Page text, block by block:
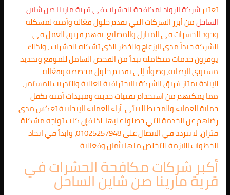
تعتبرشركة الرواد لمكافحة الحشرات في قرية مارينا صن شاين
الساحلمن أبرز الشركات التي تقدم حلول فعّالة وآمنة لمشكلة
وجود الحشرات في المنازل والمصانع. يفهم فريق العمل في
الشركة جيداً مدى الإزعاج والخطر الذي تشكله الحشرات ، ولذلك
يوفرون خدمات متكاملة تبدأ من الفحص الشامل للموقع وتحديد
مستوى الإصابة، وصولًا إلى تقديم حلول مخصصة وفعّالة
للإبادة.يمتاز فريق الشركة بالاحترافية العالية والتدريب المستمر،
مما يمكنهم من استخدام تقنيات حديثة ومبيدات آمنة تكفل
حماية العملاء والمحيط البيئي. آراء العملاء الإيجابية تعكس مدى
رضاهم عن الخدمة التي حصلوا عليها. لذا فإن كنت تواجه مشكلة
فئران، لا تتردد في الاتصال على 01025257948، وابدأ في اتخاذ
الخطوات اللازمة للتخلص منها بأمان وفعالية.
أكبر شركات مكافحة الحشرات في
قرية مارينا صن شاين الساحل